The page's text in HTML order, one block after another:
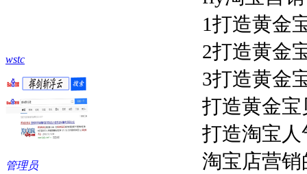
wstc
管理员
1打造黄金
2打造黄金
3打造黄金
打造黄金宝
打造淘宝人
淘宝店营